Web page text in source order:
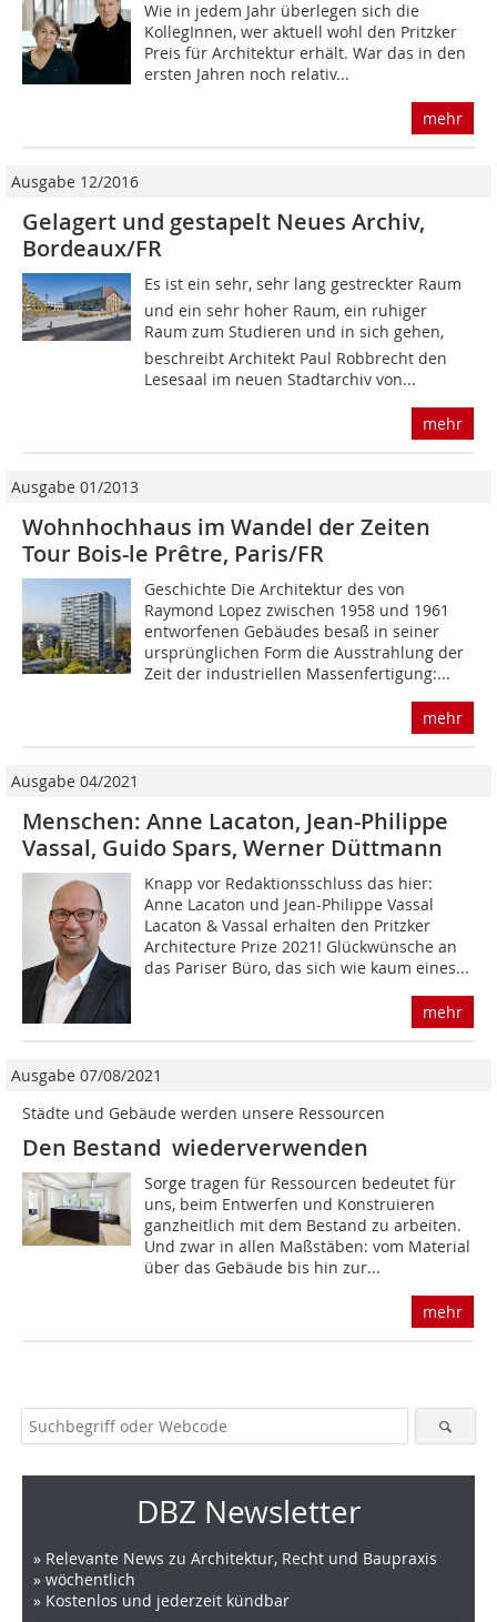
Wie in jedem Jahr überlegen sich die
KollegInnen, wer aktuell wohl den Pritzker
Preis für Architektur erhält. War das in den
ersten Jahren noch relativ...
mehr
Ausgabe 12/2016
Gelagert und gestapelt Neues Archiv,
Bordeaux/FR
Es ist ein sehr, sehr lang gestreckter Raum
und ein sehr hoher Raum, ein ruhiger
Raum zum Studieren und in sich gehen,
beschreibt Architekt Paul Robbrecht den
Lesesaal im neuen Stadtarchiv von...
mehr
Ausgabe 01/2013
Wohnhochhaus im Wandel der Zeiten
Tour Bois-le Prêtre, Paris/FR
Geschichte Die Architektur des von
Raymond Lopez zwischen 1958 und 1961
entworfenen Gebäudes ­besaß in seiner
ursprünglichen Form die Ausstrahlung der
Zeit der industriellen Massenfer­tigung:...
mehr
Ausgabe 04/2021
Menschen: Anne Lacaton, Jean-Philippe
Vassal, Guido Spars, Werner Düttmann
Knapp vor Redaktionsschluss das hier:
Anne Lacaton und Jean-Philippe Vassal
Lacaton & Vassal erhalten den Pritzker
Architecture Prize 2021! Glückwünsche an
das Pariser Büro, das sich wie kaum eines...
mehr
Ausgabe 07/08/2021
Städte und Gebäude werden unsere Ressourcen
Den Bestand wiederverwenden
Sorge tragen für Ressourcen bedeutet für
uns, beim Entwerfen und Konstruieren
ganzheitlich mit dem Bestand zu arbeiten.
Und zwar in allen Maßstäben: vom Material
über das Gebäude bis hin zur...
mehr
DBZ Newsletter
» Relevante News zu Architektur, Recht und Baupraxis
» wöchentlich
» Kostenlos und jederzeit kündbar